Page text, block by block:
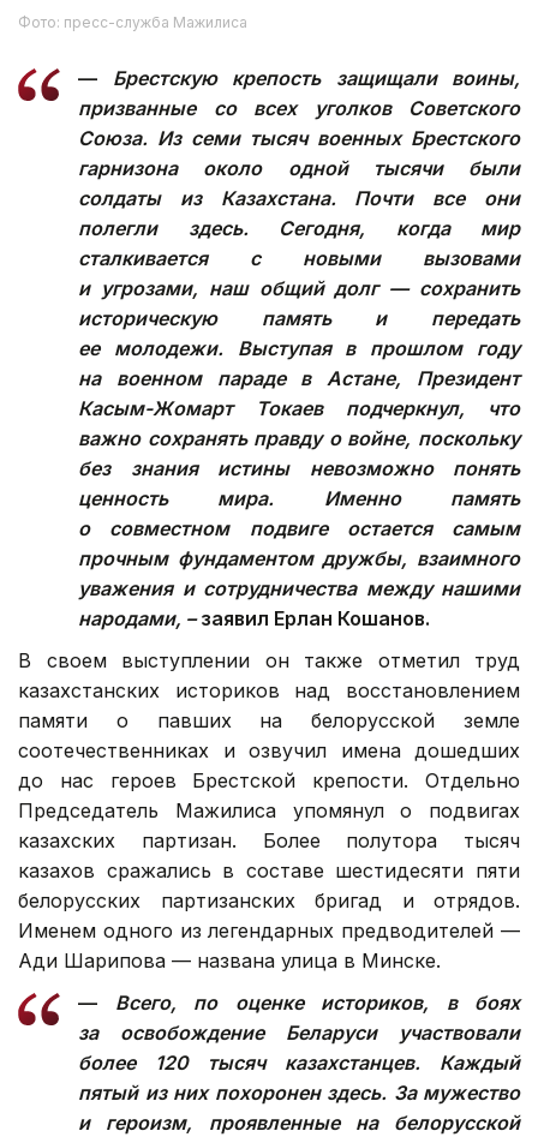
Фото: пресс-служба Мажилиса
— Брестскую крепость защищали воины,
призванные со всех уголков Советского
Союза. Из семи тысяч военных Брестского
гарнизона около одной тысячи были
солдаты из Казахстана. Почти все они
полегли здесь. Сегодня, когда мир
сталкивается с новыми вызовами
и угрозами, наш общий долг — сохранить
историческую память и передать
ее молодежи. Выступая в прошлом году
на военном параде в Астане, Президент
Касым-Жомарт Токаев подчеркнул, что
важно сохранять правду о войне, поскольку
без знания истины невозможно понять
ценность мира. Именно память
о совместном подвиге остается самым
прочным фундаментом дружбы, взаимного
уважения и сотрудничества между нашими
народами, –заявил Ерлан Кошанов.
В своем выступлении он также отметил труд
казахстанских историков над восстановлением
памяти о павших на белорусской земле
соотечественниках и озвучил имена дошедших
до нас героев Брестской крепости. Отдельно
Председатель Мажилиса упомянул о подвигах
казахских партизан. Более полутора тысяч
казахов сражались в составе шестидесяти пяти
белорусских партизанских бригад и отрядов.
Именем одного из легендарных предводителей —
Ади Шарипова — названа улица в Минске.
— Всего, по оценке историков, в боях
за освобождение Беларуси участвовали
более 120 тысяч казахстанцев. Каждый
пятый из них похоронен здесь. За мужество
и героизм, проявленные на белорусской